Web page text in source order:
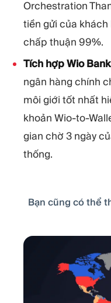
Orchestration
tiền gửi của
chấp thuận 99%.
Tích hợp Wio
ngân hàng chính
môi giới tốt nhất
khoản Wio-to-
gian chờ 3 ngày
thống.
Bạn cũng có thể